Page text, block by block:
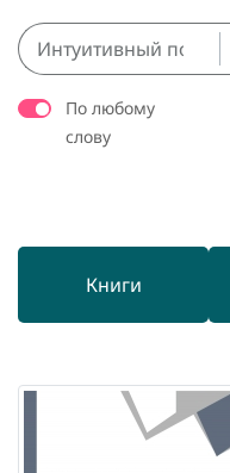
По любому
слову
Книги